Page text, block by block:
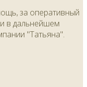
за оперативный
в дальнейшем
"Татьяна".